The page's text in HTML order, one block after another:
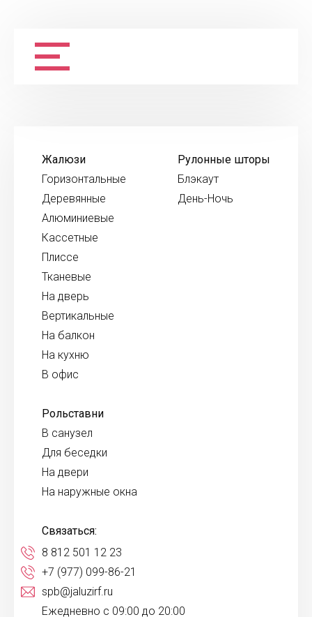
Жалюзи
Горизонтальные
Деревянные
Алюминиевые
Кассетные
Плиссе
Тканевые
На дверь
Вертикальные
На балкон
На кухню
В офис
Рулонные шторы
Блэкаут
День-Ночь
Рольставни
В санузел
Для беседки
На двери
На наружные окна
Связаться:
8 812 501 12 23
+7 (977) 099-86-21
spb@jaluzirf.ru
Ежедневно с 09:00 до 20:00